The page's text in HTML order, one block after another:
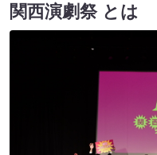
関西演劇祭 とは